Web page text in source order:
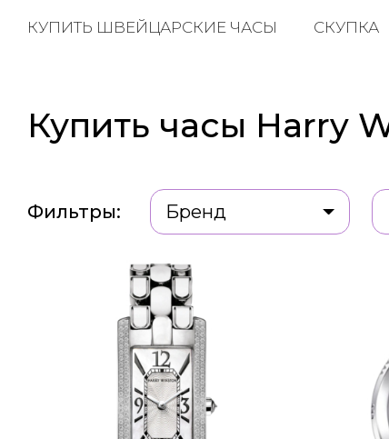
КУПИТЬ ШВЕЙЦАРСКИЕ ЧАСЫ СКУПКА
Купить часы Harry
Фильтры: Бренд